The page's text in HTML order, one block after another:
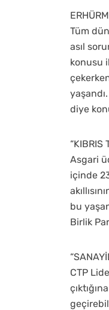
Tüm
asıl
konusu
diye
“KIBRIS
Asgari
içinde
bu
Birlik
CTP